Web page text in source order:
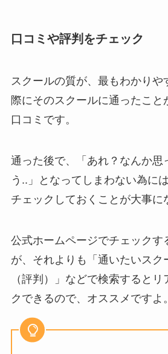
口コミや評判をチェック
スクールの質が、最もわかりや
際にそのスクールに通ったこと
口コミです。
通った後で、「あれ？なんか思
う..」となってしまわない為に
チェックしておくことが大事に
公式ホームページでチェックす
が、それよりも「通いたいスク
（評判）」などで検索すると
クできるので、オススメですよ。